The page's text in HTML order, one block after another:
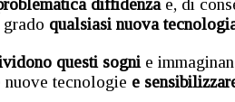
diffidenzae, di
qualsiasi nuova
questi sogni e
nuove tecnologie e